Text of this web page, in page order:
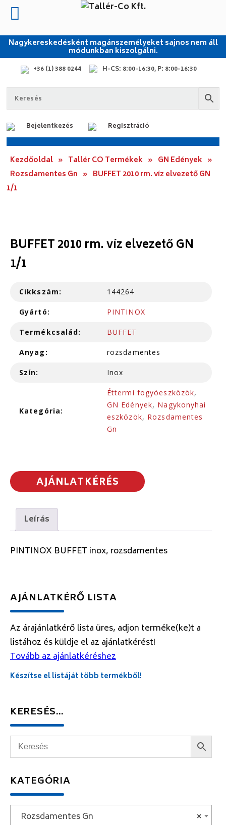
Nagykereskedésként magánszemélyeket sajnos nem áll
módunkban kiszolgálni.
+36 (1) 388 0244 H-CS: 8:00-16:30, P: 8:00-16:30
Bejelentkezés Regisztráció
Kezdőoldal » Tallér CO Termékek » GN Edények »
Rozsdamentes Gn » BUFFET 2010 rm. víz elvezető GN
1/1
BUFFET 2010 rm. víz elvezető GN
1/1
Cikkszám: 144264
Gyártó: PINTINOX
Termékcsalád: BUFFET
Anyag: rozsdamentes
Szín: Inox
Kategória:
Éttermi fogyóeszközök,
GN Edények, Nagykonyhai
eszközök, Rozsdamentes
Gn
AJÁNLATKÉRÉS
Leírás
PINTINOX BUFFET inox, rozsdamentes
AJÁNLATKÉRŐ LISTA
Az árajánlatkérő lista üres, adjon terméke(ke)t a
listához és küldje el az ajánlatkérést!
Tovább az ajánlatkéréshez
Készítse el listáját több termékből!
KERESÉS…
KATEGÓRIA
×
Rozsdamentes Gn